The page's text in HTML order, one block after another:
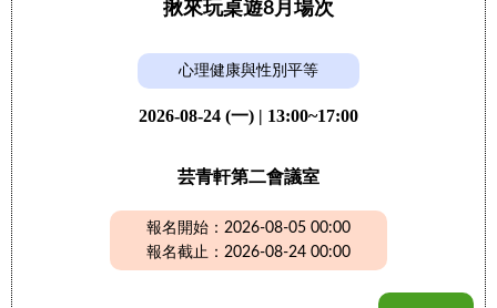
揪來玩桌遊8月場次
心理健康與性別平等
2026-08-24 (一) | 13:00~17:00
芸青軒第二會議室
報名開始：2026-08-05 00:00
報名截止：2026-08-24 00:00